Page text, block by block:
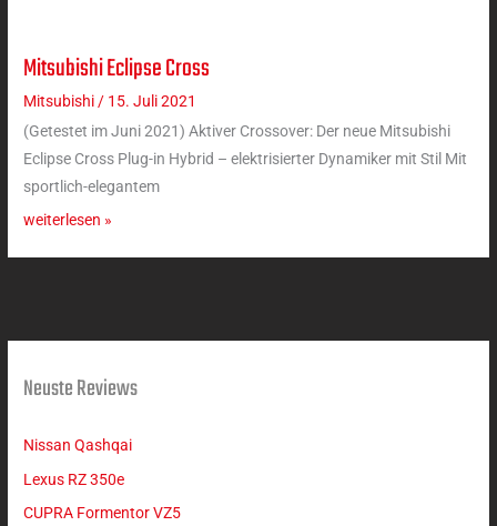
Mitsubishi Eclipse Cross
Mitsubishi/ 15. Juli 2021
(Getestet im Juni 2021) Aktiver Crossover: Der neue Mitsubishi
Eclipse Cross Plug-in Hybrid – elektrisierter Dynamiker mit Stil Mit
sportlich-elegantem
Mitsubishi
Eclipse
Cross
weiterlesen »
Neuste Reviews
Nissan Qashqai
Lexus RZ 350e
CUPRA Formentor VZ5